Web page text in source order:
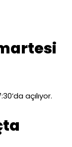
açılıyor.